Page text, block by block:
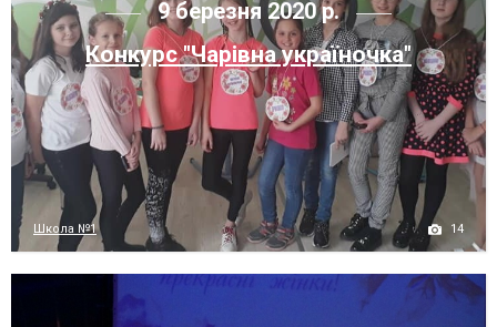
9 березня 2020 р.
Конкурс "Чарівна україночка"
Школа №1 14